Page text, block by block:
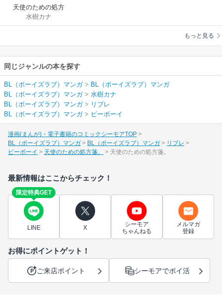
天使のための処方
箋。
水樹カナ
もっと見る
同じジャンルの本を探す
BL（ボーイズラブ）マンガ> BL（ボーイズラブ）マンガ
BL（ボーイズラブ）マンガ> 水樹カナ
BL（ボーイズラブ）マンガ> リブレ
BL（ボーイズラブ）マンガ> ビーボーイ
漫画(まんが)・電子書籍のコミックシーモアTOP
BL（ボーイズラブ）マンガ
BL（ボーイズラブ）マンガ
リブレ
ビーボーイ
天使のための処方箋。 天使のための処方箋。
最新情報はここからチェック！
限定特典GET
LINE X
シーモア
ちゃんねる
メルマガ
登録
お得にポイントゲット！
ご来店ポイント シーモアでポイ活